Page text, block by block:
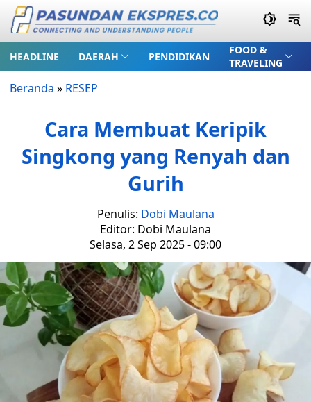
HEADLINE DAERAH PENDIDIKAN
FOOD &
TRAVELING
Beranda » RESEP
Cara Membuat Keripik
Singkong yang Renyah dan
Gurih
Penulis: Dobi Maulana
Editor: Dobi Maulana
Selasa, 2 Sep 2025 - 09:00